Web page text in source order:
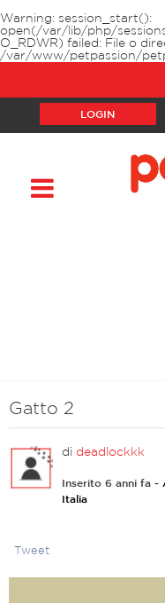
Warning: session_start():
open(/var/lib/php/
O_RDWR) failed: File o
/var/www/petpassion/
LOGIN
Gatto 2
di deadlockkk
Inserito 6 anni fa -
Italia
Tweet